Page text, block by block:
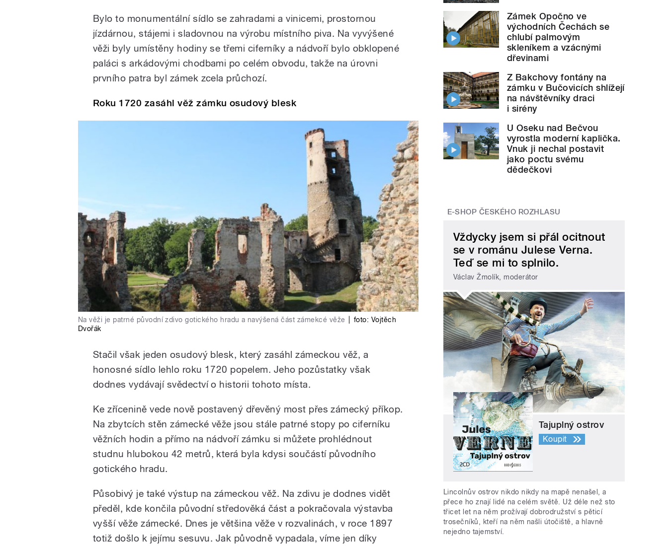
Bylo to monumentální sídlo se zahradami a vinicemi, prostornou
jízdárnou, stájemi i sladovnou na výrobu místního piva. Na vyvýšené
věži byly umístěny hodiny se třemi ciferníky a nádvoří bylo obklopené
paláci s arkádovými chodbami po celém obvodu, takže na úrovni
prvního patra byl zámek zcela průchozí.
Roku 1720 zasáhl věž zámku osudový blesk
Na věži je patrné původní zdivo gotického hradu a navýšená část zámekcé věže foto: Vojtěch
Dvořák
Stačil však jeden osudový blesk, který zasáhl zámeckou věž, a
honosné sídlo lehlo roku 1720 popelem. Jeho pozůstatky však
dodnes vydávají svědectví o historii tohoto místa.
Ke zřícenině vede nově postavený dřevěný most přes zámecký příkop.
Na zbytcích stěn zámecké věže jsou stále patrné stopy po ciferníku
věžních hodin a přímo na nádvoří zámku si můžete prohlédnout
studnu hlubokou 42 metrů, která byla kdysi součástí původního
gotického hradu.
Působivý je také výstup na zámeckou věž. Na zdivu je dodnes vidět
předěl, kde končila původní středověká část a pokračovala výstavba
vyšší věže zámecké. Dnes je většina věže v rozvalinách, v roce 1897
totiž došlo k jejímu sesuvu. Jak původně vypadala, víme jen díky
Zámek Opočno ve
východních Čechách se
chlubí palmovým
skleníkem a vzácnými
dřevinami
Z Bakchovy fontány na
zámku v Bučovicích shlížejí
na návštěvníky draci
i sirény
U Oseku nad Bečvou
vyrostla moderní kaplička.
Vnuk ji nechal postavit
jako poctu svému
dědečkovi
E-SHOP ČESKÉHO ROZHLASU
Vždycky jsem si přál ocitnout
se v románu Julese Verna.
Teď se mi to splnilo.
Václav Žmolík, moderátor
Tajuplný ostrov
Koupit
Lincolnův ostrov nikdo nikdy na mapě nenašel, a
přece ho znají lidé na celém světě. Už déle než sto
třicet let na něm prožívají dobrodružství s pěticí
trosečníků, kteří na něm našli útočiště, a hlavně
nejedno tajemství.